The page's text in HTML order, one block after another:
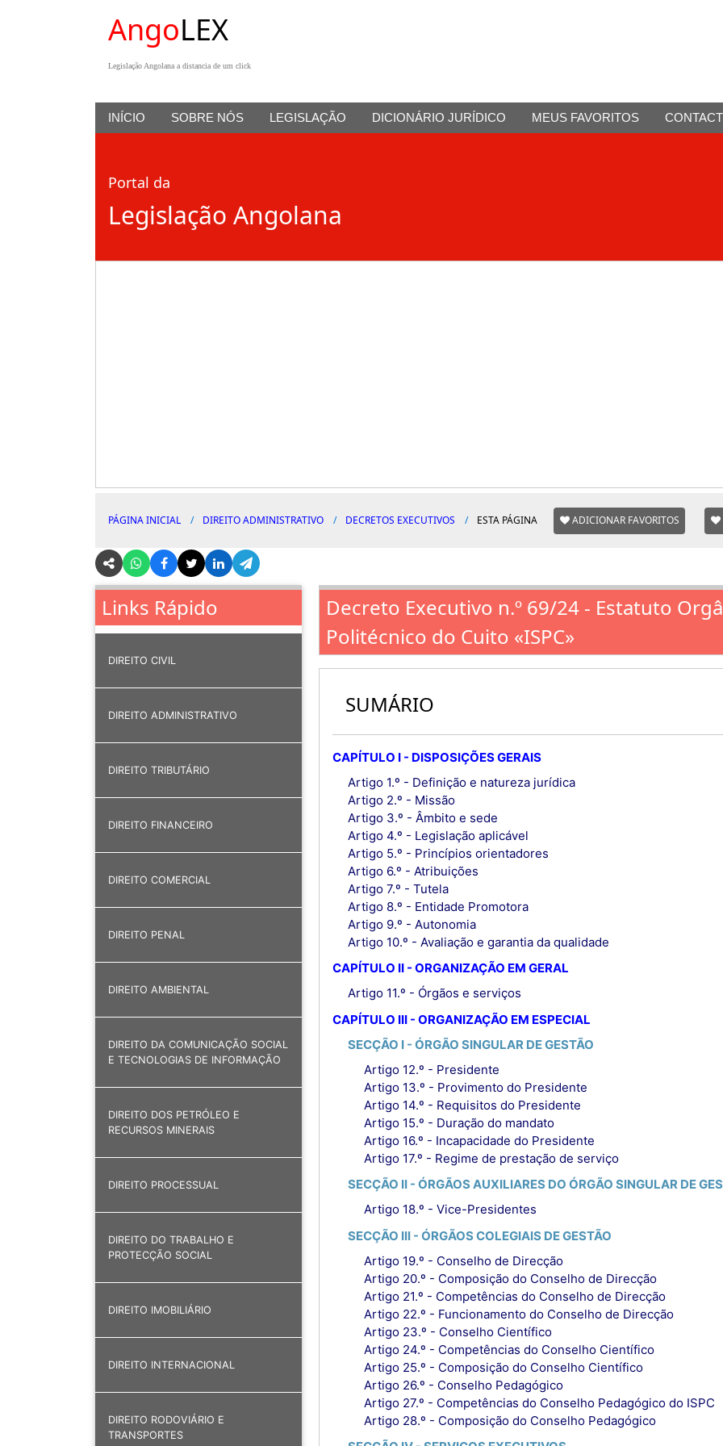
AngoLEX
Legislação Angolana a distancia de um click
INÍCIO SOBRE NÓS LEGISLAÇÃO DICIONÁRIO JURÍDICO MEUS FAVORITOS
Portal da
Legislação Angolana
PÁGINA INICIAL DIREITO ADMINISTRATIVO DECRETOS EXECUTIVOS ESTA PÁGINA ADICIONAR FAVORITOS
Links Rápido
DIREITO CIVIL
DIREITO ADMINISTRATIVO
DIREITO TRIBUTÁRIO
DIREITO FINANCEIRO
DIREITO COMERCIAL
DIREITO PENAL
DIREITO AMBIENTAL
DIREITO DA COMUNICAÇÃO SOCIAL
E TECNOLOGIAS DE INFORMAÇÃO
DIREITO DOS PETRÓLEO E
RECURSOS MINERAIS
DIREITO PROCESSUAL
DIREITO DO TRABALHO E
PROTECÇÃO SOCIAL
DIREITO IMOBILIÁRIO
DIREITO INTERNACIONAL
DIREITO RODOVIÁRIO E
TRANSPORTES
Decreto Executivo n.º 69/24 - Estatuto
Politécnico do Cuito «ISPC»
SUMÁRIO
CAPÍTULO I - DISPOSIÇÕES GERAIS
Artigo 1.º - Definição e natureza jurídica
Artigo 2.º - Missão
Artigo 3.º - Âmbito e sede
Artigo 4.º - Legislação aplicável
Artigo 5.º - Princípios orientadores
Artigo 6.º - Atribuições
Artigo 7.º - Tutela
Artigo 8.º - Entidade Promotora
Artigo 9.º - Autonomia
Artigo 10.º - Avaliação e garantia da qualidade
CAPÍTULO II - ORGANIZAÇÃO EM GERAL
Artigo 11.º - Órgãos e serviços
CAPÍTULO III - ORGANIZAÇÃO EM ESPECIAL
SECÇÃO I - ÓRGÃO SINGULAR DE GESTÃO
Artigo 12.º - Presidente
Artigo 13.º - Provimento do Presidente
Artigo 14.º - Requisitos do Presidente
Artigo 15.º - Duração do mandato
Artigo 16.º - Incapacidade do Presidente
Artigo 17.º - Regime de prestação de serviço
SECÇÃO II - ÓRGÃOS AUXILIARES DO ÓRGÃO SINGULAR DE
Artigo 18.º - Vice-Presidentes
SECÇÃO III - ÓRGÃOS COLEGIAIS DE GESTÃO
Artigo 19.º - Conselho de Direcção
Artigo 20.º - Composição do Conselho de Direcção
Artigo 21.º - Competências do Conselho de Direcção
Artigo 22.º - Funcionamento do Conselho de Direcção
Artigo 23.º - Conselho Científico
Artigo 24.º - Competências do Conselho Científico
Artigo 25.º - Composição do Conselho Científico
Artigo 26.º - Conselho Pedagógico
Artigo 27.º - Competências do Conselho Pedagógico do ISPC
Artigo 28.º - Composição do Conselho Pedagógico